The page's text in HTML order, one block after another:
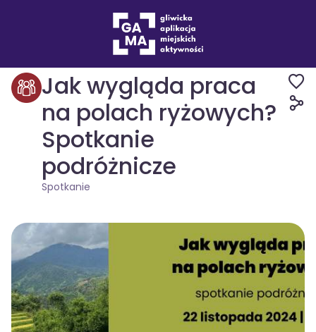
Spotkanie
Jak wygląda praca
na polach ryżowych?
Spotkanie
podróżnicze
Spotkanie